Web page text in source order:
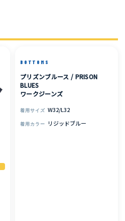
BOTTOMS
プリズンブルース / PRISON
BLUES
ワークジーンズ
着用サイズ W32/L32
着用カラー リジッドブルー